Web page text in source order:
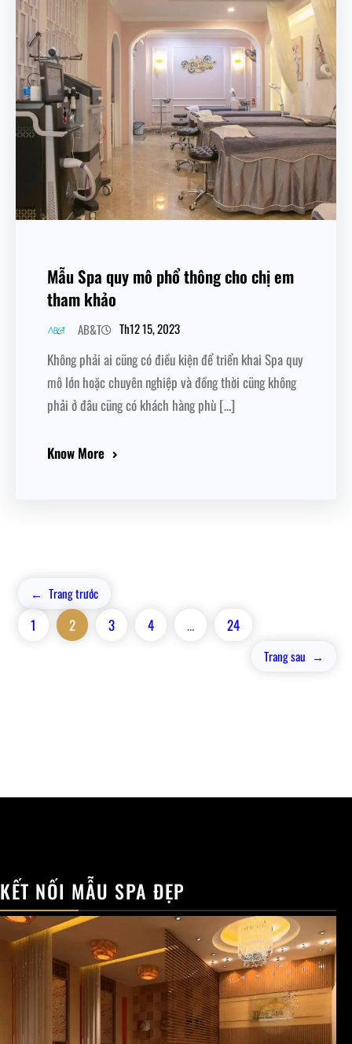
Mẫu Spa quy mô phổ thông cho chị em
tham khảo
AB&T Th12 15, 2023
Không phải ai cũng có điều kiện để triển khai Spa quy
mô lớn hoặc chuyên nghiệp và đồng thời cũng không
phải ở đâu cũng có khách hàng phù […]
Know More
← Trang trước
1 2 3 4 … 24
Trang sau →
KẾT NỐI MẪU SPA ĐẸP